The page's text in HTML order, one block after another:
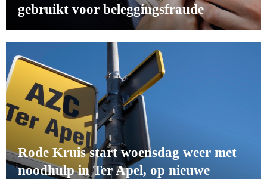
gebruikt voor beleggingsfraude
Rode Kruis start woensdag weer met
noodhulp in Ter Apel, op nieuwe